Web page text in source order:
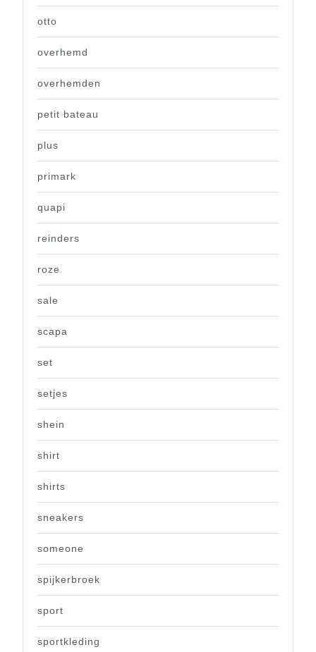
otto
overhemd
overhemden
petit bateau
plus
primark
quapi
reinders
roze
sale
scapa
set
setjes
shein
shirt
shirts
sneakers
someone
spijkerbroek
sport
sportkleding